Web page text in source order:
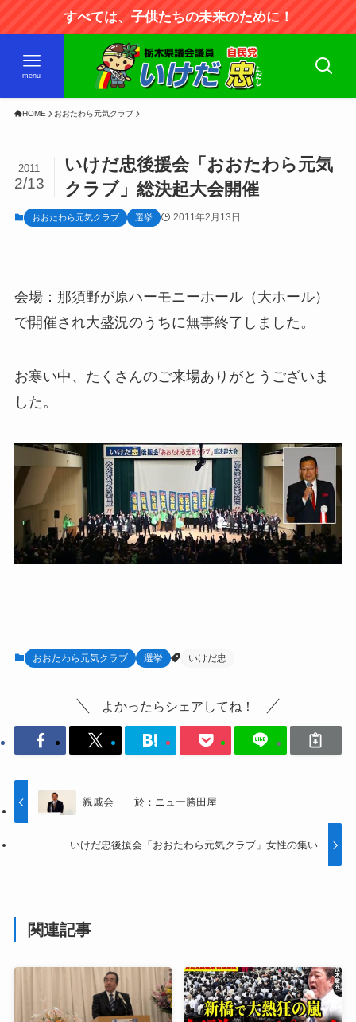
すべては、子供たちの未来のために！
menu
HOME おおたわら元気クラブ
いけだ忠後援会「おおたわら元気
クラブ」総決起大会開催
2011
2/13
おおたわら元気クラブ 選挙 2011年2月13日
会場：那須野が原ハーモニーホール（大ホール）
で開催され大盛況のうちに無事終了しました。
お寒い中、たくさんのご来場ありがとうございま
した。
おおたわら元気クラブ 選挙 いけだ忠
よかったらシェアしてね！
親戚会 於：ニュー勝田屋
いけだ忠後援会「おおたわら元気クラブ」女性の集い
関連記事